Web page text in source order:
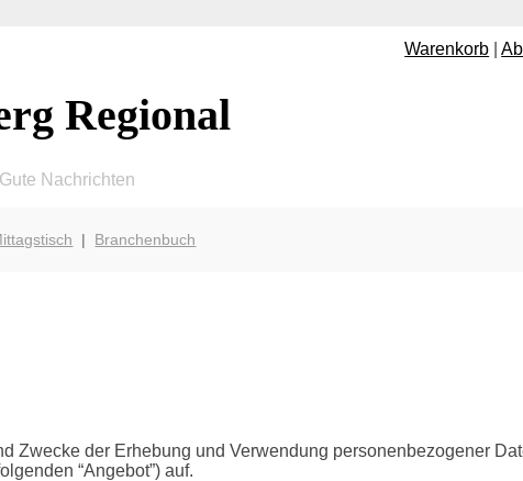
Warenkorb |
Regional
Nachrichten
| Branchenbuch
Zwecke der Erhebung und Verwendung personenbezogener
“Angebot”) auf.